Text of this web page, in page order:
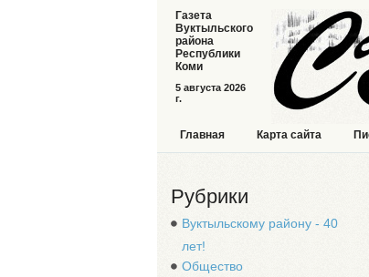
5 августа 2026
г.
Газета
Вуктыльского
района
Республики
Коми
Главная Карта сайта
Рубрики
Вуктыльскому району - 40
лет!
Общество